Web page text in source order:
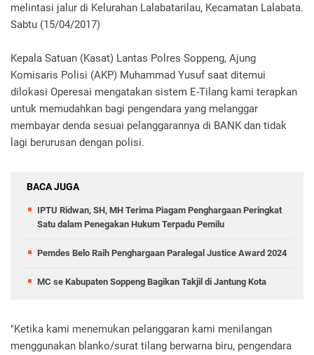
melintasi jalur di Kelurahan Lalabatarilau, Kecamatan Lalabata.
Sabtu (15/04/2017)
Kepala Satuan (Kasat) Lantas Polres Soppeng, Ajung
Komisaris Polisi (AKP) Muhammad Yusuf saat ditemui
dilokasi Operesai mengatakan sistem E-Tilang kami terapkan
untuk memudahkan bagi pengendara yang melanggar
membayar denda sesuai pelanggarannya di BANK dan tidak
lagi berurusan dengan polisi.
BACA JUGA
IPTU Ridwan, SH, MH Terima Piagam Penghargaan Peringkat
Satu dalam Penegakan Hukum Terpadu Pemilu
Pemdes Belo Raih Penghargaan Paralegal Justice Award 2024
MC se Kabupaten Soppeng Bagikan Takjil di Jantung Kota
"Ketika kami menemukan pelanggaran kami menilangan
menggunakan blanko/surat tilang berwarna biru, pengendara